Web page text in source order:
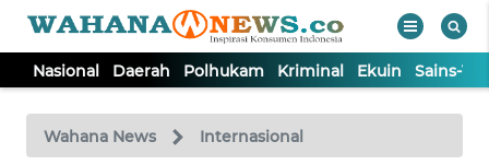
Nasional Daerah Polhukam Kriminal Ekuin Sains-
Wahana News Internasional
TV
Tutup